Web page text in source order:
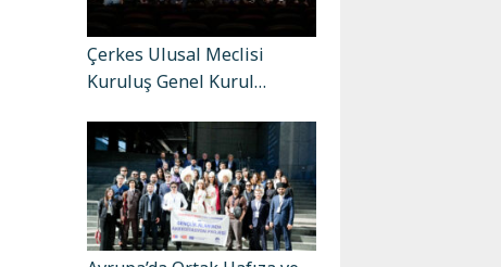
Çerkes Ulusal Meclisi
Kuruluş Genel Kurul…